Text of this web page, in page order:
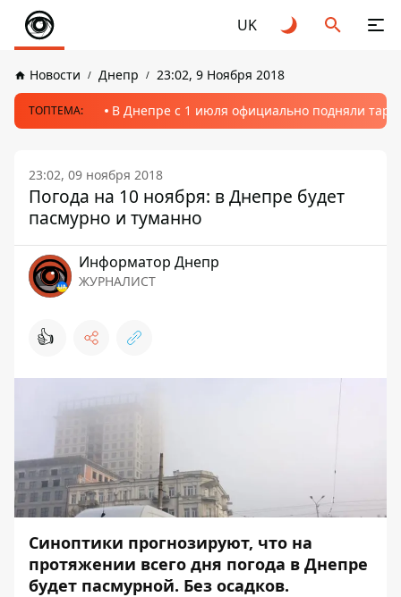
UK
Новости Днепр 23:02, 9 Ноября 2018
ТОПТЕМА: В Днепре с 1 июля официально подняли
23:02, 09 ноября 2018
Погода на 10 ноября: в Днепре будет
пасмурно и туманно
Информатор Днепр
ЖУРНАЛИСТ
👍
Синоптики прогнозируют, что на
протяжении всего дня погода в Днепре
будет пасмурной. Без осадков.